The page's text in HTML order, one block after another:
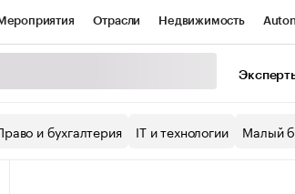
Отрасли Недвижимость
Спецпроекты
и бухгалтерия IT и технологии Малый